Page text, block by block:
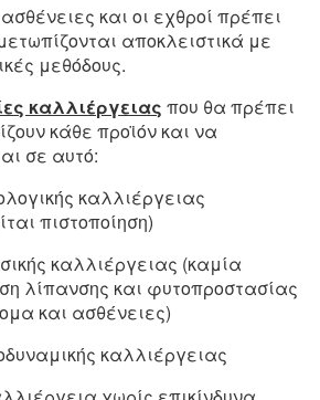
και οι εχθροί πρέπει
αποκλειστικά με
μεθόδους.
καλλιέργειας που θα πρέπει
κάθε προϊόν και να
σε αυτό:
καλλιέργειας
πιστοποίηση)
καλλιέργειας (καμία
λίπανσης και φυτοπροστασίας
και ασθένειες)
καλλιέργειας